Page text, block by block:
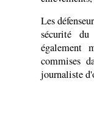
Les
sécurité du
également
commises
journaliste